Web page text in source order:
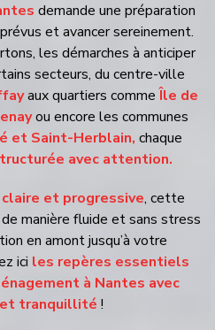
demande une préparation
et avancer sereinement.
les démarches à anticiper
secteurs, du centre-ville
aux quartiers commeÎle de
ou encore les communes
et Saint-Herblain, chaque
avec attention.
et progressive, cette
manière fluide et sans stress
en amont jusqu’à votre
ici les repères essentiels
à Nantes avec
tranquillité !